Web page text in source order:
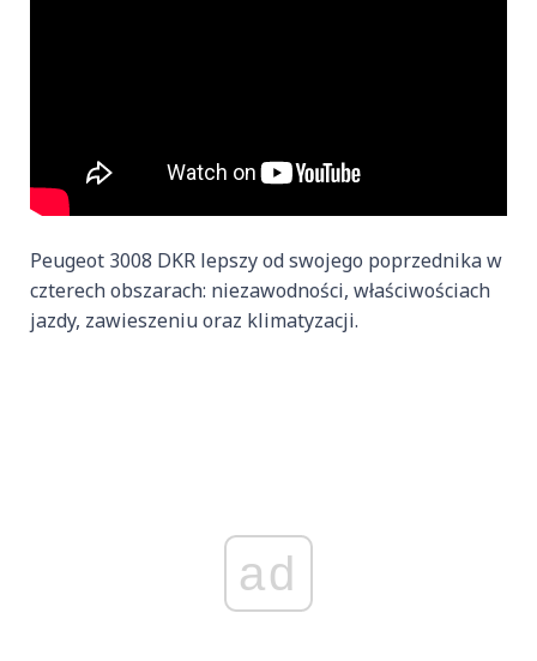
Peugeot 3008 DKR lepszy od swojego poprzednika w
czterech obszarach: niezawodności, właściwościach
jazdy, zawieszeniu oraz klimatyzacji.
ad